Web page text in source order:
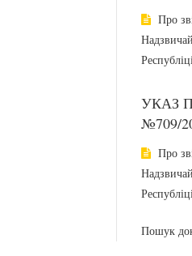
Про
УКАЗ
№709/
Про
Пошук